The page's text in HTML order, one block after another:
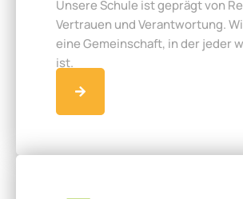
Unsere Schule ist geprägt von
Vertrauen und Verantwortung.
eine Gemeinschaft, in der jeder
ist.